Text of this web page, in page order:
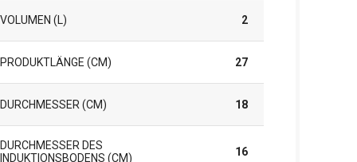
VOLUMEN (L) 2
PRODUKTLÄNGE (CM) 27
DURCHMESSER (CM) 18
DURCHMESSER DES
INDUKTIONSBODENS (CM)
16